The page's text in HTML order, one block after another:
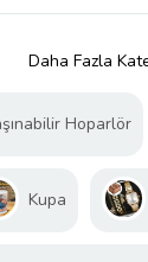
Daha Fazla
Hoparlör
Kupa